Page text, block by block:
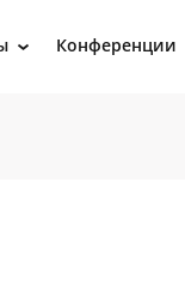
› Конференции